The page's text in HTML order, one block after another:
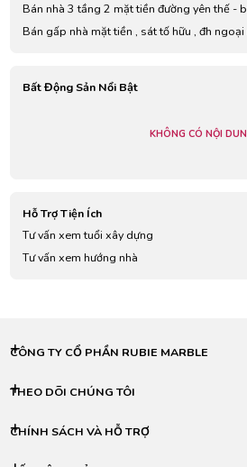
Bán nhà 3 tầng 2 mặt tiền đường yên thế -
trí kinh doanh ngay khu vực bến xe trung
Bán gấp nhà mặt tiền , sát tố hữu , đh
Bất Động Sản Nổi Bật
KHÔNG CÓ NỘI
Hỗ Trợ Tiện Ích
Tư vấn xem tuổi xây dựng
Tư vấn xem hướng nhà
CÔNG TY CỔ PHẦN RUBIE MARBLE
THEO DÕI CHÚNG TÔI
CHÍNH SÁCH VÀ HỖ TRỢ